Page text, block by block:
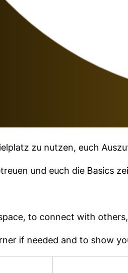
zu nutzen, euch
und euch die Basics
to connect with
if needed and to show